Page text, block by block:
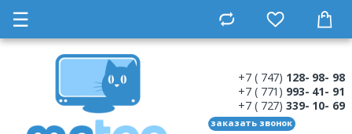
☰
+7 ( 747) 128- 98- 98
+7 ( 771) 993- 41- 91
+7 ( 727) 339- 10- 69
заказать звонок